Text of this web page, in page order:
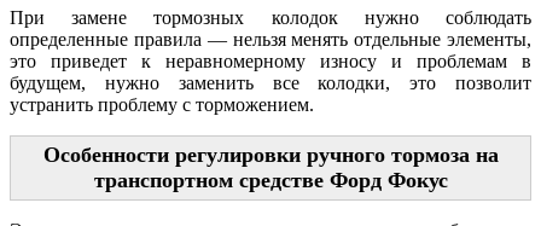
При замене тормозных колодок нужно соблюдать
определенные правила — нельзя менять отдельные элементы,
это приведет к неравномерному износу и проблемам в
будущем, нужно заменить все колодки, это позволит
устранить проблему с торможением.
Особенности регулировки ручного тормоза на
транспортном средстве Форд Фокус